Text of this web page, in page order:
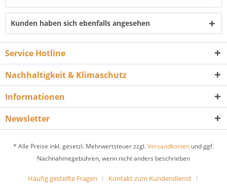
Kunden haben sich ebenfalls angesehen
Service Hotline
Nachhaltigkeit & Klimaschutz
Informationen
Newsletter
* Alle Preise inkl. gesetzl. Mehrwertsteuer zzgl.Versandkosten und ggf.
Nachnahmegebühren, wenn nicht anders beschrieben
Häufig gestellte Fragen
Kontakt zum Kundendienst